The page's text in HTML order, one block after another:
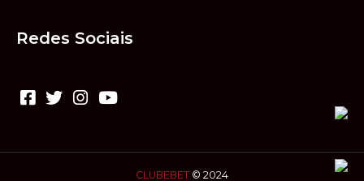
não o faça sem precauções e sem possuir a devida
poderão causar danos. Consultai por isso sempre um
(médium) conhecedor, quando se trata de fazer trabalhos
Redes Sociais
CLUBEBET © 2024